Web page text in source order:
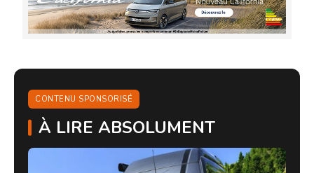
CONTENU SPONSORISÉ
À LIRE ABSOLUMENT